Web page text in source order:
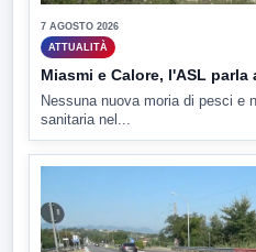
7 AGOSTO 2026
ATTUALITÀ
Miasmi e Calore, l'ASL
Nessuna nuova moria di pesci e
sanitaria nel...